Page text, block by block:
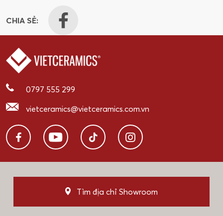
CHIA SẺ:
0797 555 299
vietceramics@vietceramics.com.vn
Tìm địa chỉ Showroom